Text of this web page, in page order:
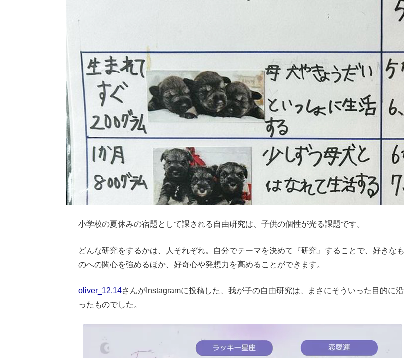
小学校の夏休みの宿題として課される自由研究は、子供の個性が光る課題です。
どんな研究をするかは、人それぞれ。自分でテーマを決めて『研究』することで、好きなも
のへの関心を強めるほか、好奇心や発想力を高めることができます。
oliver_12.14さんがInstagramに投稿した、我が子の自由研究は、まさにそういった目的に沿
ったものでした。